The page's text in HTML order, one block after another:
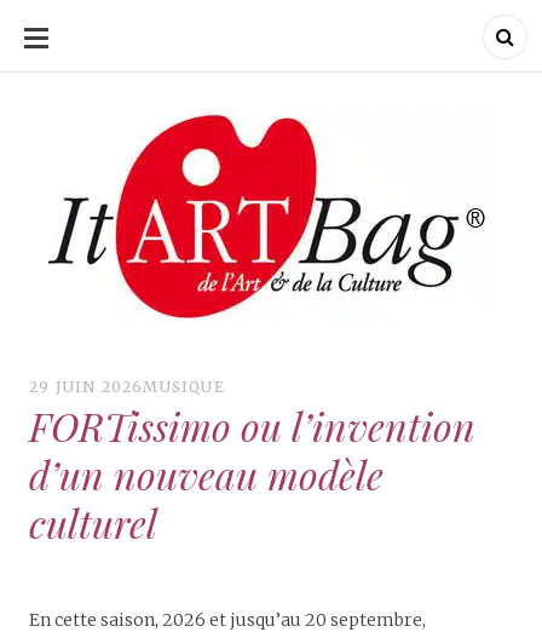
ALLER
CONTENU
ItArtBag
ItArtBag
29 JUIN 2026 MUSIQUE
FORTissimo ou l’invention
d’un nouveau modèle
culturel
En cette saison, 2026 et jusqu’au 20 septembre,